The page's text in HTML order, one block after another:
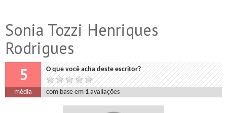
Sonia Tozzi Henriques
Rodrigues
5 O que você acha deste escritor?
média com base em 1 avaliações